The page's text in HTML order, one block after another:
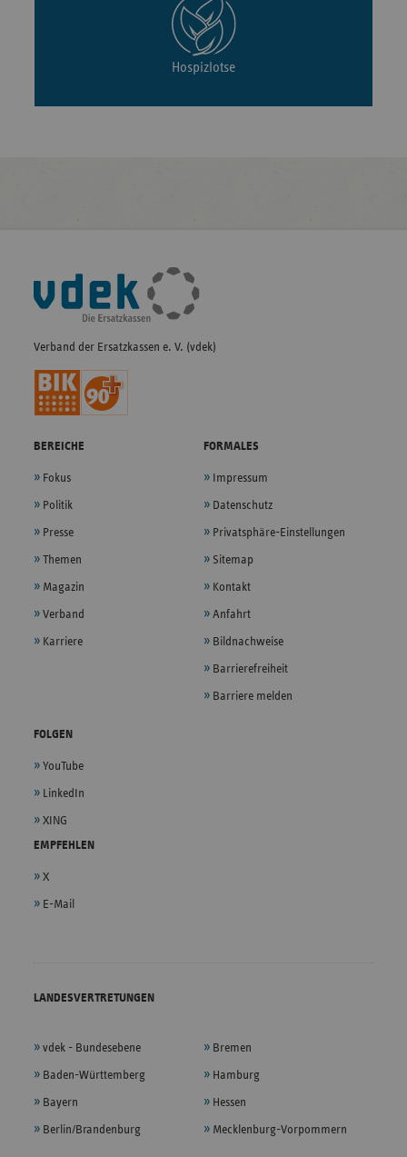
Hospizlotse
Fußleisten-
Navigation
Verband der Ersatzkassen e. V. (vdek)
BEREICHE
Fokus
Politik
Presse
Themen
Magazin
Verband
Karriere
FORMALES
Impressum
Datenschutz
Privatsphäre-Einstellungen
Sitemap
Kontakt
Anfahrt
Bildnachweise
Barrierefreiheit
Barriere melden
FOLGEN
YouTube
LinkedIn
XING
EMPFEHLEN
X
E-Mail
LANDESVERTRETUNGEN
vdek - Bundesebene
Baden-Württemberg
Bayern
Berlin/Brandenburg
Bremen
Hamburg
Hessen
Mecklenburg-Vorpommern